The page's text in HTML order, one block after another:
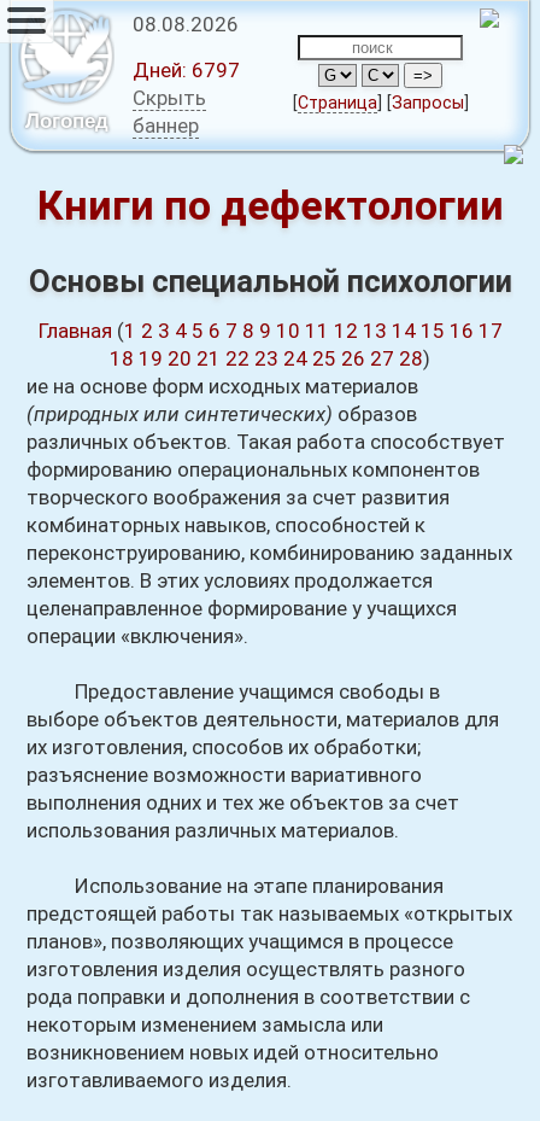
Логопед
08.08.2026
Дней: 6797
Скрыть
баннер
[Страница [Запросы
Книги по дефектологии
Основы специальной психологии
Главная (1 2 3 4 5 6 7 8 9 10 11 12 13 14 15 16 17
18 19 20 21 22 23 24 25 26 27 28)
ие на основе форм исходных материалов
(природных или синтетических) образов
различных объектов. Такая работа способствует
формированию операциональных компонентов
творческого воображения за счет развития
комбинаторных навыков, способностей к
переконструированию, комбинированию заданных
элементов. В этих условиях продолжается
целенаправленное формирование у учащихся
операции «включения».
Предоставление учащимся свободы в
выборе объектов деятельности, материалов для
их изготовления, способов их обработки;
разъяснение возможности вариативного
выполнения одних и тех же объектов за счет
использования различных материалов.
Использование на этапе планирования
предстоящей работы так называемых «открытых
планов», позволяющих учащимся в процессе
изготовления изделия осуществлять разного
рода поправки и дополнения в соответствии с
некоторым изменением замысла или
возникновением новых идей относительно
изготавливаемого изделия.